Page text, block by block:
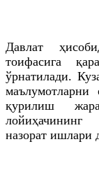
Давлат
тоифасига
ўрнатилади.
қурилиш
назорат ишлари